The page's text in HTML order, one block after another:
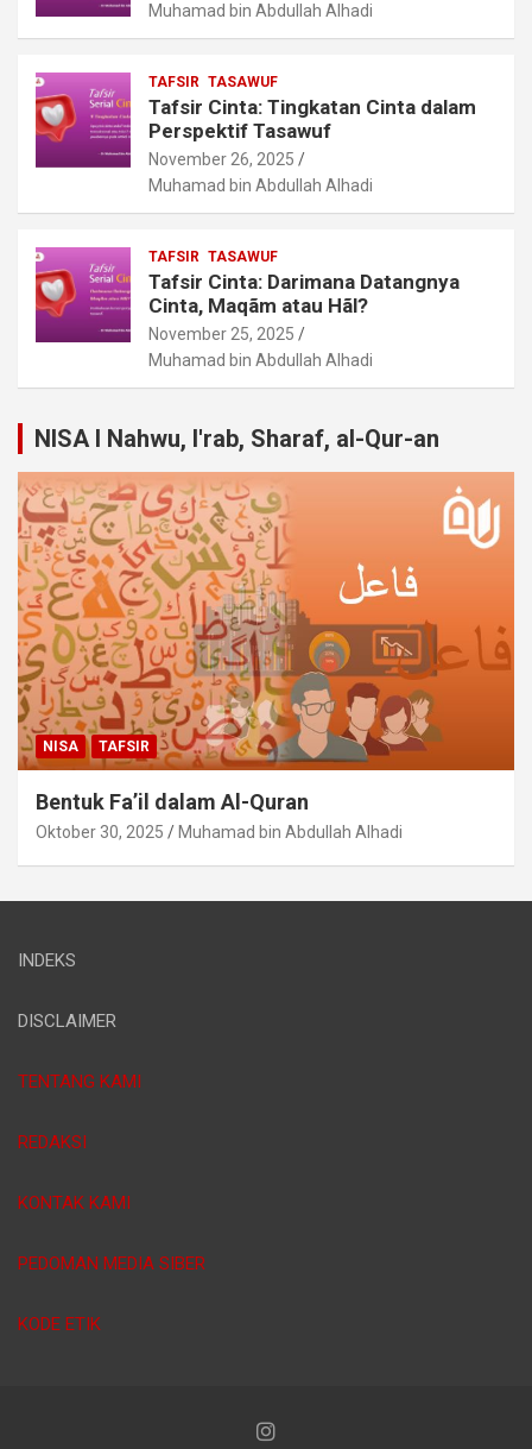
Muhamad bin Abdullah Alhadi
TAFSIR TASAWUF
Tafsir Cinta: Tingkatan Cinta dalam
Perspektif Tasawuf
November 26, 2025
Muhamad bin Abdullah Alhadi
TAFSIR TASAWUF
Tafsir Cinta: Darimana Datangnya
Cinta, Maqãm atau Hãl?
November 25, 2025
Muhamad bin Abdullah Alhadi
NISA I Nahwu, I'rab, Sharaf, al-Qur-an
NISA TAFSIR
Bentuk Fa’il dalam Al-Quran
Oktober 30, 2025 Muhamad bin Abdullah Alhadi
INDEKS
DISCLAIMER
TENTANG KAMI
REDAKSI
KONTAK KAMI
PEDOMAN MEDIA SIBER
KODE ETIK